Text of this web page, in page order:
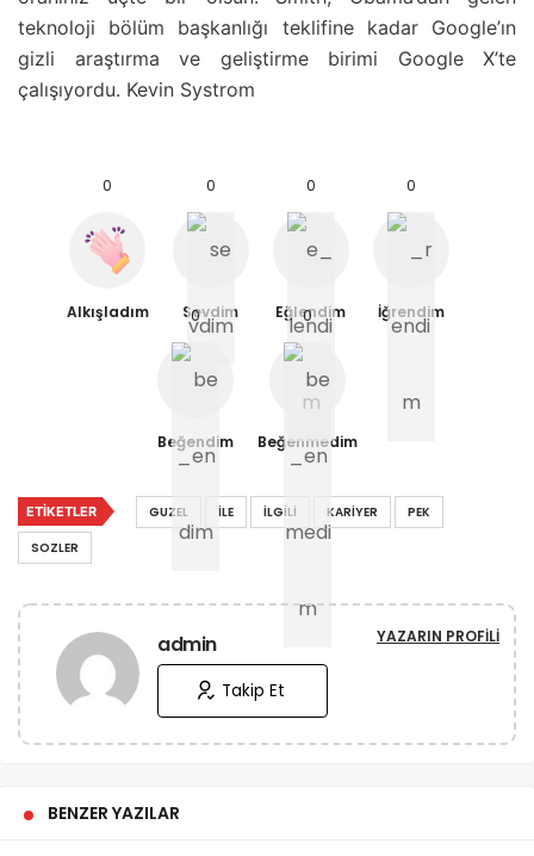
teknoloji bölüm başkanlığı teklifine kadar Google’ın
gizli araştırma ve geliştirme birimi Google X’te
çalışıyordu. Kevin Systrom
0
Alkışladım
0
Sevdim
0
Eğlendim
0
İğrendim
0
Beğendim
0
Beğenmedim
ETIKETLER GUZEL İLE İLGILI KARIYER
PEK
SOZLER
admin YAZARIN PROFILI
Takip Et
BENZER YAZILAR